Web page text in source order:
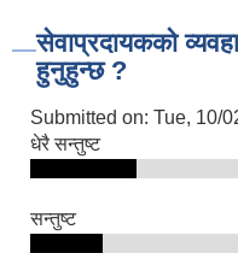
सेवाप्रदायकको
हुनुहुन्छ ?
Submitted on: Tue, 10/
धेरै सन्तुष्ट
सन्तुष्ट